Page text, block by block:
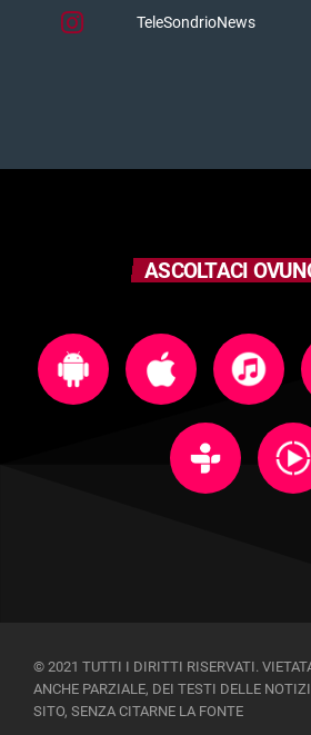
TeleSondrioNews
ASCOLTACI
© 2021 TUTTI I DIRITTI RISERVATI.
ANCHE PARZIALE, DEI TESTI DELLE
SITO, SENZA CITARNE LA FONTE